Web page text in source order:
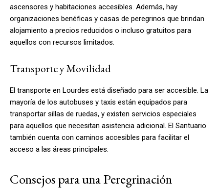
ascensores y habitaciones accesibles. Además, hay
organizaciones benéficas y casas de peregrinos que brindan
alojamiento a precios reducidos o incluso gratuitos para
aquellos con recursos limitados.
Transporte y Movilidad
El transporte en Lourdes está diseñado para ser accesible. La
mayoría de los autobuses y taxis están equipados para
transportar sillas de ruedas, y existen servicios especiales
para aquellos que necesitan asistencia adicional. El Santuario
también cuenta con caminos accesibles para facilitar el
acceso a las áreas principales.
Consejos para una Peregrinación